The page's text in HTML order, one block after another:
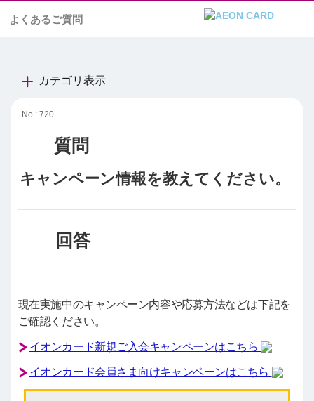
よくあるご質問
カテゴリ表示
No : 720
キャンペーン情報を教えてください。
現在実施中のキャンペーン内容や応募方法などは下記を
ご確認ください。
イオンカード新規ご入会キャンペーンはこちら
イオンカード会員さま向けキャンペーンはこちら